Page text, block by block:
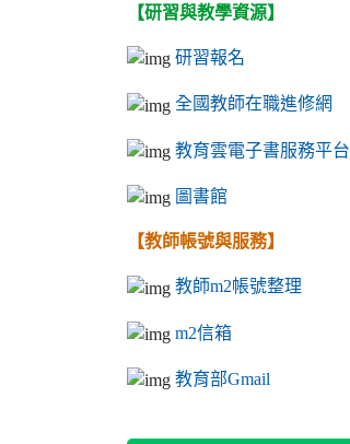
【研習與教學資源】
研習報名
全國教師在職進修網
教育雲電子書服務平台
圖書館
【教師帳號與服務】
教師m2帳號整理
m2信箱
教育部Gmail